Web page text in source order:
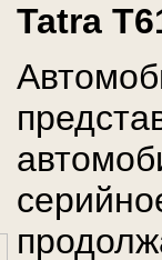
Tatra